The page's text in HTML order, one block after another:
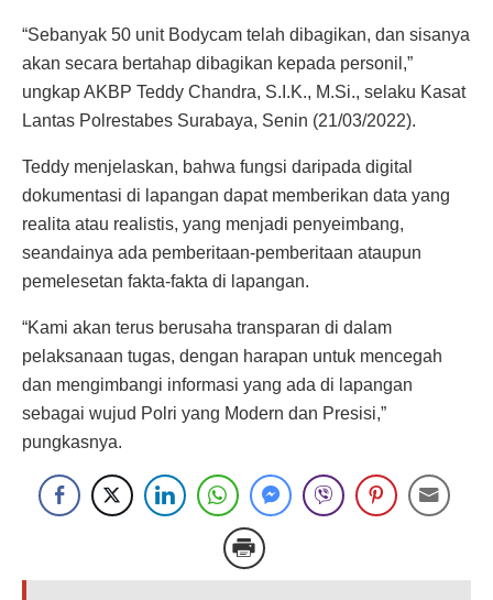
“Sebanyak 50 unit Bodycam telah dibagikan, dan sisanya
akan secara bertahap dibagikan kepada personil,”
ungkap AKBP Teddy Chandra, S.I.K., M.Si., selaku Kasat
Lantas Polrestabes Surabaya, Senin (21/03/2022).
Teddy menjelaskan, bahwa fungsi daripada digital
dokumentasi di lapangan dapat memberikan data yang
realita atau realistis, yang menjadi penyeimbang,
seandainya ada pemberitaan-pemberitaan ataupun
pemelesetan fakta-fakta di lapangan.
“Kami akan terus berusaha transparan di dalam
pelaksanaan tugas, dengan harapan untuk mencegah
dan mengimbangi informasi yang ada di lapangan
sebagai wujud Polri yang Modern dan Presisi,”
pungkasnya.